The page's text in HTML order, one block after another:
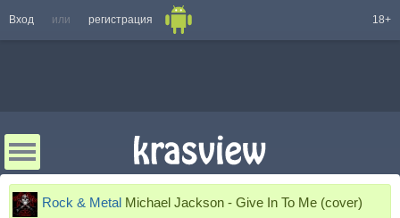
Вход или регистрация 18+
Rock & Metal Michael Jackson - Give In To Me (cover)